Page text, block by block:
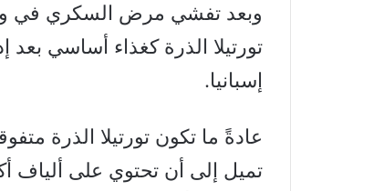
وبعد تفشي مرض السكري في
تورتيلا الذرة كغذاء أساسي
إسبانيا.
عادةً ما تكون تورتيلا الذرة
تميل إلى أن تحتوي على ألياف